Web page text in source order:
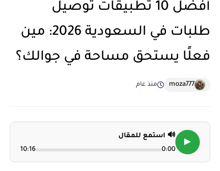
أفضل 10 تطبيقات توصيل
طلبات في السعودية 2026: مين
يستحق مساحة في جوالك؟
moza777 منذ عام
🔊 استمع للمقال
0:00
10:16